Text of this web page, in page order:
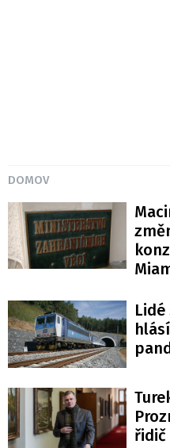
DOMOV
Lidé
řidič